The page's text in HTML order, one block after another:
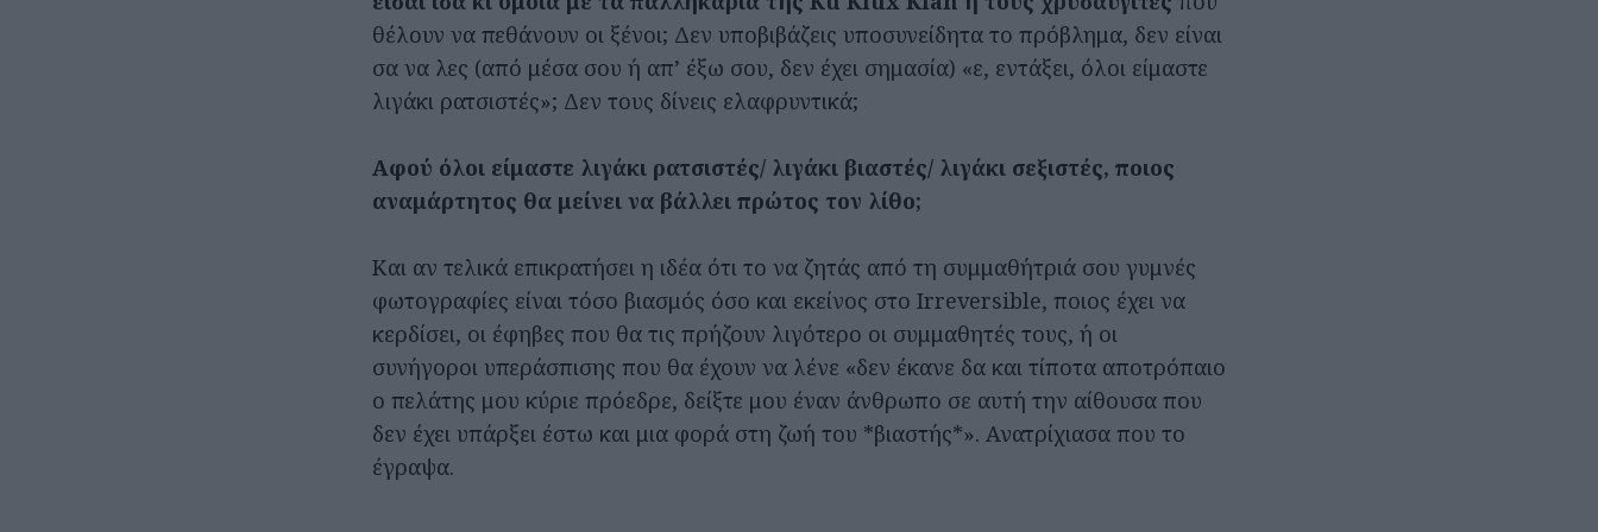
θέλουν να πεθάνουν οι ξένοι; Δεν υποβιβάζεις υποσυνείδητα το πρόβλημα, δεν είναι
σα να λες (από μέσα σου ή απ’ έξω σου, δεν έχει σημασία) «ε, εντάξει, όλοι είμαστε
λιγάκι ρατσιστές»; Δεν τους δίνεις ελαφρυντικά;
Αφού όλοι είμαστε λιγάκι ρατσιστές/ λιγάκι βιαστές/ λιγάκι σεξιστές, ποιος
αναμάρτητος θα μείνει να βάλλει πρώτος τον λίθο;
Και αν τελικά επικρατήσει η ιδέα ότι το να ζητάς από τη συμμαθήτριά σου γυμνές
φωτογραφίες είναι τόσο βιασμός όσο και εκείνος στο Irreversible, ποιος έχει να
κερδίσει, οι έφηβες που θα τις πρήζουν λιγότερο οι συμμαθητές τους, ή οι
συνήγοροι υπεράσπισης που θα έχουν να λένε «δεν έκανε δα και τίποτα αποτρόπαιο
ο πελάτης μου κύριε πρόεδρε, δείξτε μου έναν άνθρωπο σε αυτή την αίθουσα που
δεν έχει υπάρξει έστω και μια φορά στη ζωή του *βιαστής*». Ανατρίχιασα που το
έγραψα.